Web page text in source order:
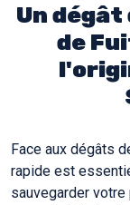
Un dégât
de
Face aux dégâts
rapide est
sauvegarder votre